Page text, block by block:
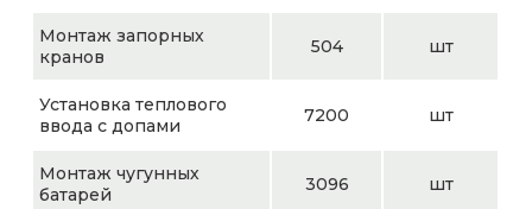
Монтаж запорных
кранов
504 шт
Установка теплового
ввода с допами
7200 шт
Монтаж чугунных
батарей
3096 шт